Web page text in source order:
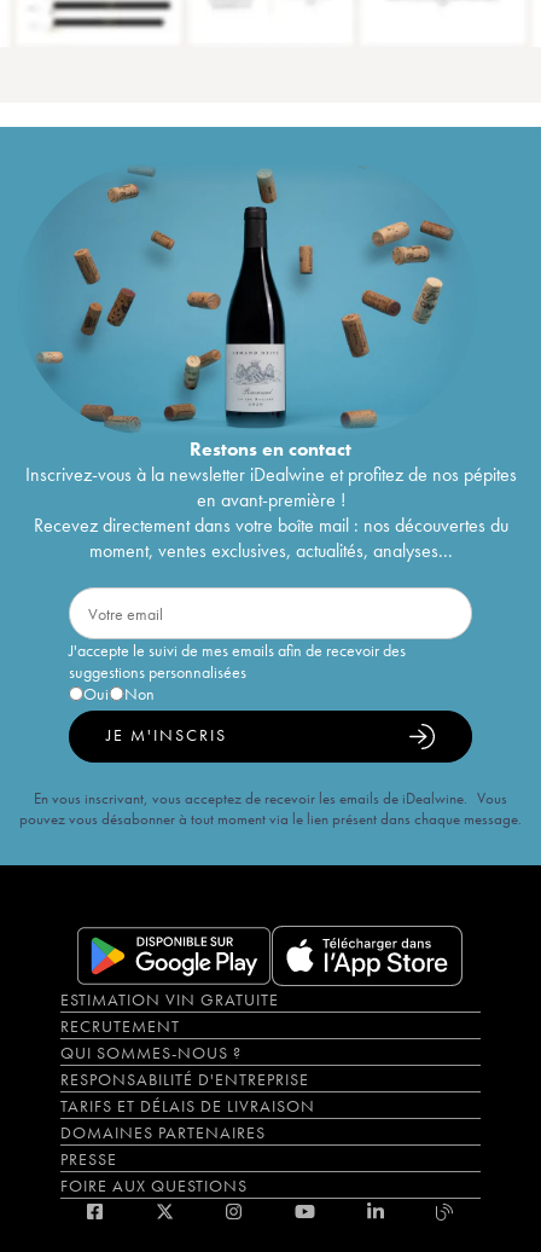
Restons encontact
Inscrivez-vous à la newsletter iDealwine et profitez de nos pépites
en avant-première !
Recevez directement dans votre boîte mail : nos découvertes du
moment, ventes exclusives, actualités, analyses...
J'accepte le suivi de mes emails afin de recevoir des
suggestions personnalisées
Oui
Non
JE M'INSCRIS
En vous inscrivant, vous acceptez de recevoir les emails de iDealwine. Vous
pouvez vous désabonner à tout moment via le lien présent dans chaque message.
ESTIMATION VIN GRATUITE
RECRUTEMENT
QUI SOMMES-NOUS ?
RESPONSABILITÉ D'ENTREPRISE
TARIFS ET DÉLAIS DE LIVRAISON
DOMAINES PARTENAIRES
PRESSE
FOIRE AUX QUESTIONS